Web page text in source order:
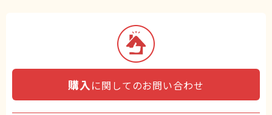
購入に関してのお問い合わせ